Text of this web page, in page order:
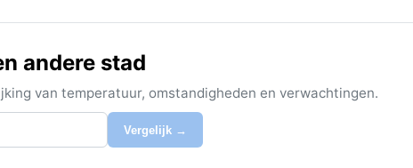
september, wanneer de dagen lang zijn, de
zijn de vaak dichte mist in het najaar en de stabiele
verandert. Jonava kent geen extreme
is hier wel duidelijk en sfeervol. Voor wie houdt van een echt
Litouwse stad een verrassend aangename bestemming.
andere stad
van temperatuur, omstandigheden en verwachtingen.
Vergelijk →